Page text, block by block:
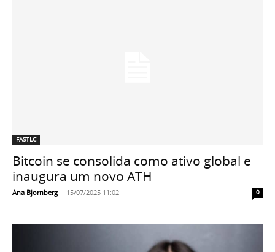
FASTLC
Bitcoin se consolida como ativo global e
inaugura um novo ATH
Ana Bjornberg - 15/07/2025 11:02 0